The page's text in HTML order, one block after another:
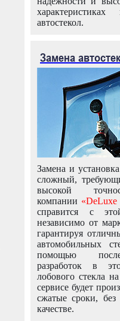
автостекол.
Замена
Замена и
сложный,
высокой
компании «DeLuxe
справится с
независимо от
гарантируя
автомобильных
помощью
разработок в
лобового стекла
сервисе будет
сжатые сроки,
качестве.